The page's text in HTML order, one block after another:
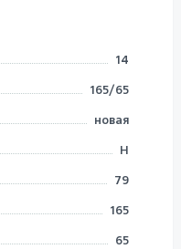
14
165/65
новая
H
79
165
65